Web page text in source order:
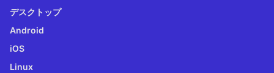
デスクトップ
Android
iOS
Linux